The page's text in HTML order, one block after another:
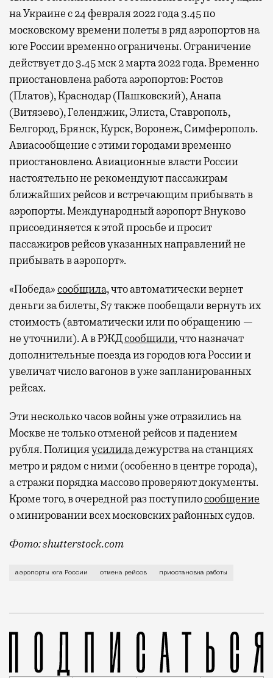
на Украине с 24 февраля 2022 года 3.45 по
московскому времени полеты в ряд аэропортов на
юге России временно ограничены. Ограничение
действует до 3.45 мск 2 марта 2022 года. Временно
приостановлена работа аэропортов: Ростов
(Платов), Краснодар (Пашковский), Анапа
(Витязево), Геленджик, Элиста, Ставрополь,
Белгород, Брянск, Курск, Воронеж, Симферополь.
Авиасообщение с этими городами временно
приостановлено. Авиационные власти России
настоятельно не рекомендуют пассажирам
ближайших рейсов и встречающим прибывать в
аэропорты. Международный аэропорт Внуково
присоединяется к этой просьбе и просит
пассажиров рейсов указанных направлений не
прибывать в аэропорт».
«Победа»сообщила,что автоматически вернет
деньги за билеты, S7 также пообещали вернуть их
стоимость (автоматически или по обращению —
не уточнили). А в РЖДсообщили, что назначат
дополнительные поезда из городов юга России и
увеличат число вагонов в уже запланированных
рейсах.
Эти несколько часов войны уже отразились на
Москве не только отменой рейсов и падением
рубля. Полицияусилиладежурства на станциях
метро и рядом с ними (особенно в центре города),
а стражи порядка массово проверяют документы.
Кроме того, в очередной раз поступилосообщение
о минировании всех московских районных судов.
Фото: shutterstock.com
На юг России сейчас попасть можно только по
аэропорты юга России отмена рейсов приостановка работы